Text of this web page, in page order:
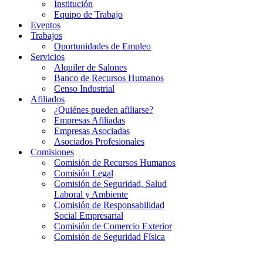
Institución
Equipo de Trabajo
Eventos
Trabajos
Oportunidades de Empleo
Servicios
Alquiler de Salones
Banco de Recursos Humanos
Censo Industrial
Afiliados
¿Quiénes pueden afiliarse?
Empresas Afiliadas
Empresas Asociadas
Asociados Profesionales
Comisiones
Comisión de Recursos Humanos
Comisión Legal
Comisión de Seguridad, Salud
Laboral y Ambiente
Comisión de Responsabilidad
Social Empresarial
Comisión de Comercio Exterior
Comisión de Seguridad Física